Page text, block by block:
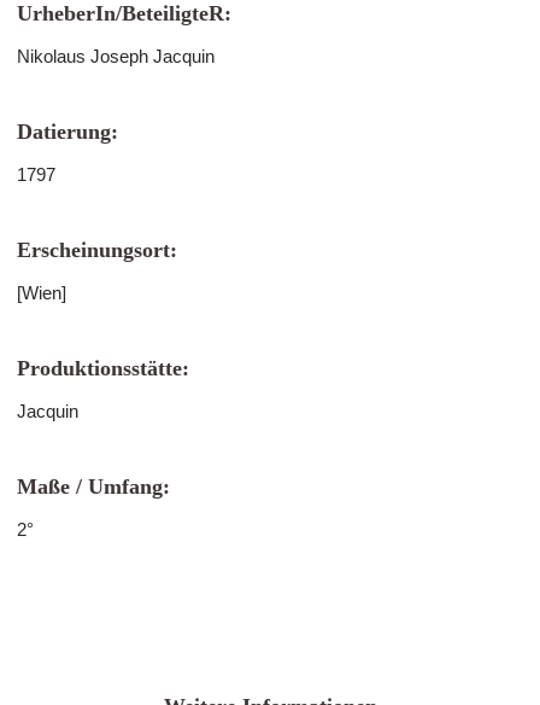
UrheberIn/BeteiligteR:
Nikolaus Joseph Jacquin
Datierung:
1797
Erscheinungsort:
[Wien]
Produktionsstätte:
Jacquin
Maße / Umfang:
2°